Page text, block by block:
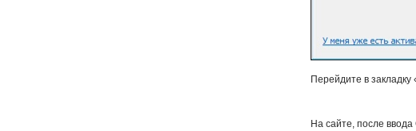
Перейдите в
На сайте, после